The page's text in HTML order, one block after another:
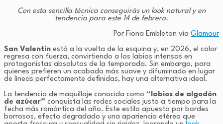
Con esta sencilla técnica conseguirás un look natural y en
tendencia para este 14 de febrero.
Por Fiona Embleton vía Glamour
San Valentín está a la vuelta de la esquina y, en 2026, el color
regresa con fuerza, convirtiendo a los labios intensos en
protagonistas absolutos de la temporada. Sin embargo, para
quienes prefieren un acabado más suave y difuminado en lugar
de líneas perfectamente definidas, hay una alternativa ideal.
La tendencia de maquillaje conocida como “labios de algodón
de azúcar” conquista las redes sociales justo a tiempo para la
fecha más romántica del año. Este estilo apuesta por bordes
borrosos, efecto degradado y una apariencia etérea que